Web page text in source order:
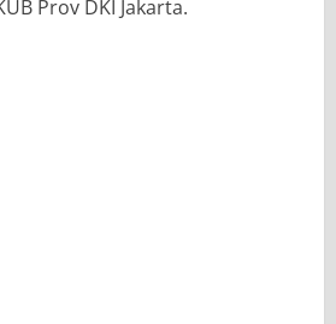
Prov DKI Jakarta.